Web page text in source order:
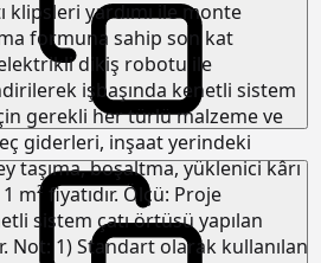
yardımı ile monte
formuna sahip son kat
dikiş robotu ile
işbaşında kenetli sistem
gerekli her türlü malzeme ve
giderleri, inşaat yerindeki
taşıma, boşaltma, yüklenici kârı
m² fiyatıdır. Ölçü: Proje
sistem çatı örtüsü yapılan
Not: 1) Standart olarak kullanılan